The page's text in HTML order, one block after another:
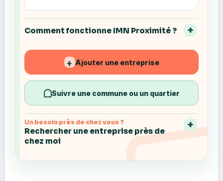
Comment fonctionne IMN Proximité ?
+ Ajouter une entreprise
Suivre une commune ou un quartier
Un besoin près de chez vous ?
Rechercher une entreprise près de
chez moi